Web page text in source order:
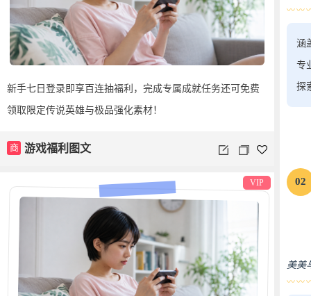
〰〰
涵
专
探
02
美美
〰〰
新手七日登录即享百连抽福利，完成专属成就任务还可免费
领取限定传说英雄与极品强化素材！
商 游戏福利图文
VIP